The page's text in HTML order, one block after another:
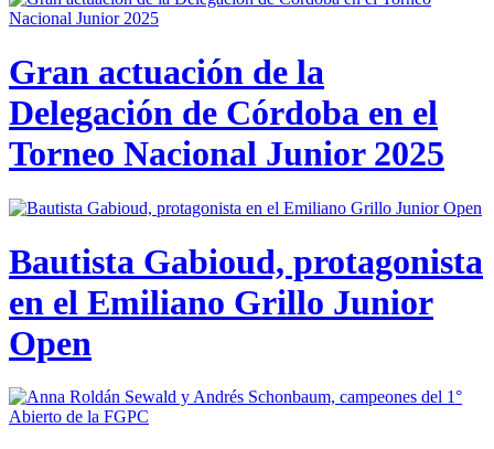
Gran actuación de la
Delegación de Córdoba en el
Torneo Nacional Junior 2025
Bautista Gabioud, protagonista
en el Emiliano Grillo Junior
Open